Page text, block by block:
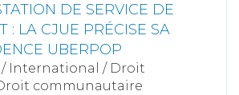
DE SERVICE DE
: LA CJUE PRÉCISE SA
UBERPOP
/ International / Droit
communautaire